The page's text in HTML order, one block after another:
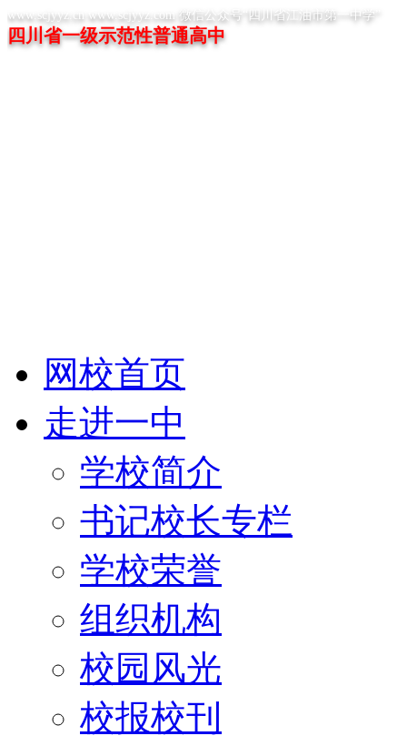
www.scjyyz.cn www.scjyyz.com 微信公众号“四川省江油市第一中学”
四川省一级示范性普通高中
网校首页
走进一中
学校简介
书记校长专栏
学校荣誉
组织机构
校园风光
校报校刊